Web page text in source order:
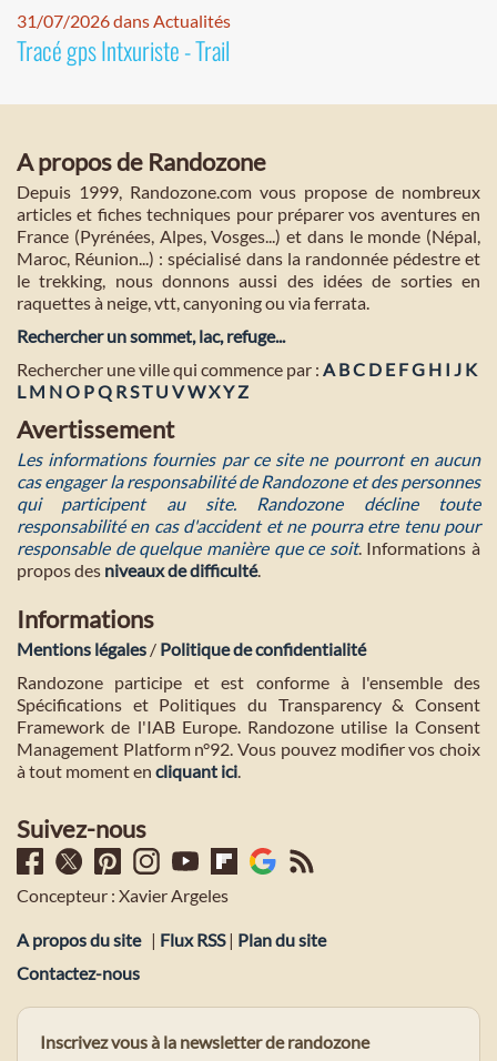
31/07/2026 dans Actualités
Tracé gps Intxuriste - Trail
A propos de Randozone
Depuis 1999, Randozone.com vous propose de nombreux
articles et fiches techniques pour préparer vos aventures en
France (Pyrénées, Alpes, Vosges...) et dans le monde (Népal,
Maroc, Réunion...) : spécialisé dans la randonnée pédestre et
le trekking, nous donnons aussi des idées de sorties en
raquettes à neige, vtt, canyoning ou via ferrata.
Rechercher un sommet, lac, refuge...
Rechercher une ville qui commence par : A BC D E FG H I J K
L M NO PQ RST U VWXYZ
Avertissement
Les informations fournies par ce site ne pourront en aucun
cas engager la responsabilité de Randozone et des personnes
qui participent au site. Randozone décline toute
responsabilité en cas d'accident et ne pourra etre tenu pour
responsable de quelque manière que ce soit. Informations à
propos des niveaux de difficulté.
Informations
Mentions légales / Politique de confidentialité
Randozone participe et est conforme à l'ensemble des
Spécifications et Politiques du Transparency & Consent
Framework de l'IAB Europe. Randozone utilise la Consent
Management Platform n°92. Vous pouvez modifier vos choix
à tout moment en cliquant ici.
Suivez-nous
Concepteur : Xavier Argeles
A propos du site | Flux RSS| Plan du site
Contactez-nous
Inscrivez vous à la newsletter de randozone